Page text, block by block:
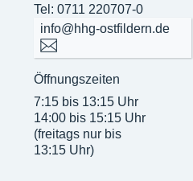
Tel: 0711 220707-0
info@hhg-ostfildern.de
Öffnungszeiten
7:15 bis 13:15 Uhr
14:00 bis 15:15 Uhr
(freitags nur bis
13:15 Uhr)